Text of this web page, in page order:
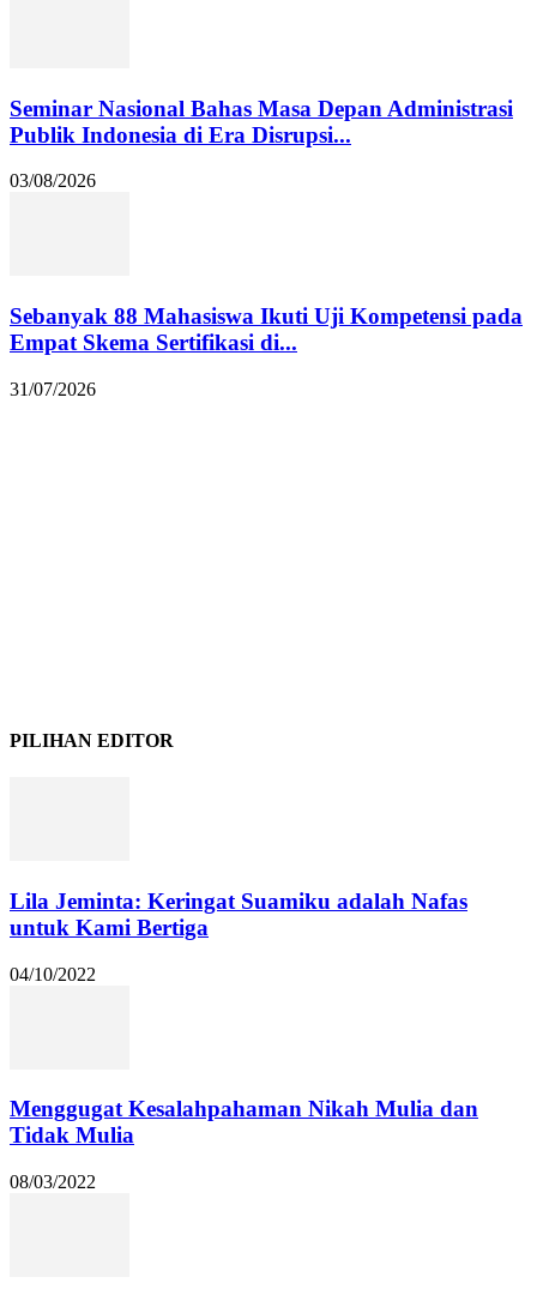
Seminar Nasional Bahas Masa Depan Administrasi
Publik Indonesia di Era Disrupsi...
03/08/2026
Sebanyak 88 Mahasiswa Ikuti Uji Kompetensi pada
Empat Skema Sertifikasi di...
31/07/2026
PILIHAN EDITOR
Lila Jeminta: Keringat Suamiku adalah Nafas
untuk Kami Bertiga
04/10/2022
Menggugat Kesalahpahaman Nikah Mulia dan
Tidak Mulia
08/03/2022